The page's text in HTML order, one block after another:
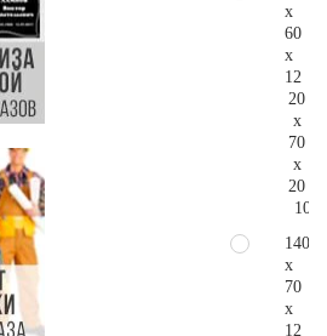
x
60
x
12
20
x
70
x
20
140
x
70
x
12